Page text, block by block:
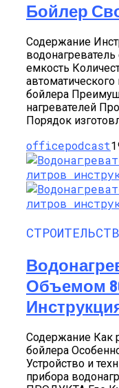
Бойлер
Содержание
емкость
бойлера
нагревателей
Порядок
officepodcast
Объемом
Содержание Как
бойлера
Устройство и
прибора